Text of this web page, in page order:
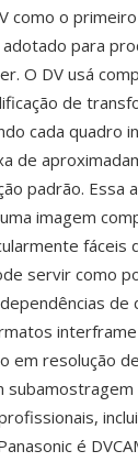
como o
para
O DV usá
de
cada quadro
de
padrão. Essa
imagem
fáceis
servir como
de
interframe
em resolução
subamostragem
é